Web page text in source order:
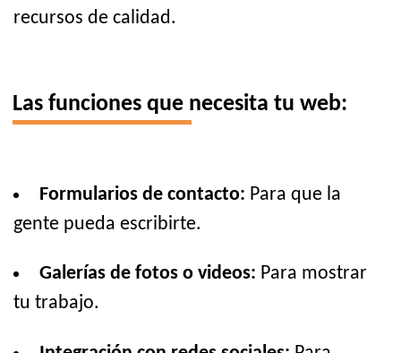
recursos de calidad.
Las funciones que necesita tu web:
Formularios de contacto: Para que la
gente pueda escribirte.
Galerías de fotos o videos: Para mostrar
tu trabajo.